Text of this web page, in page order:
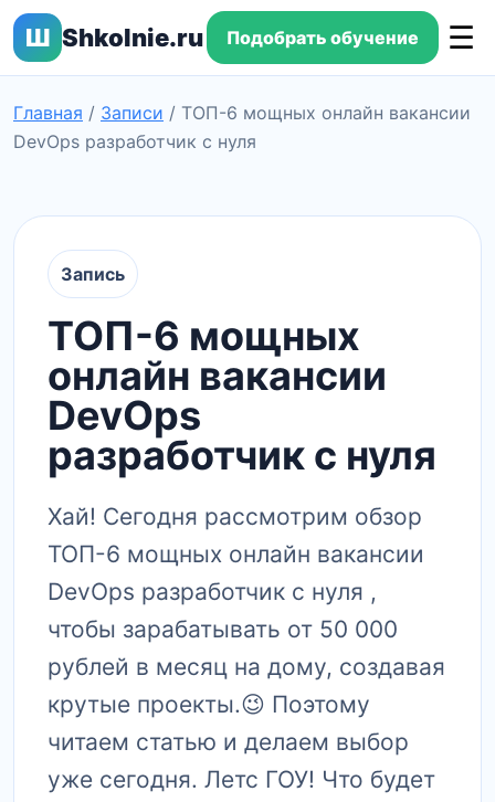
Ш Shkolnie.ru Подобрать обучение ☰
Главная / Записи / ТОП-6 мощных онлайн вакансии
DevOps разработчик с нуля
Запись
ТОП-6 мощных
онлайн вакансии
DevOps
разработчик с нуля
Хай! Сегодня рассмотрим обзор
ТОП-6 мощных онлайн вакансии
DevOps разработчик с нуля ,
чтобы зарабатывать от 50 000
рублей в месяц на дому, создавая
крутые проекты.😉 Поэтому
читаем статью и делаем выбор
уже сегодня. Летс ГОУ! Что будет